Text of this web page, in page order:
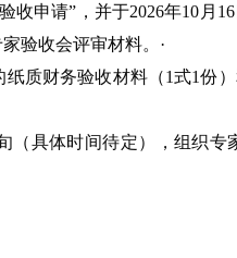
收申请”，并于2026年10
验收会评审材料。·
质财务验收材料（1式1份
（具体时间待定），组织